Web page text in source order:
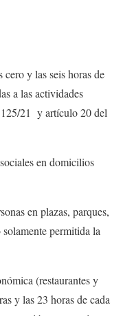
y las seis horas de
a las actividades
21 y artículo 20 del
en domicilios
en plazas, parques,
permitida la
(restaurantes y
y las 23 horas de cada